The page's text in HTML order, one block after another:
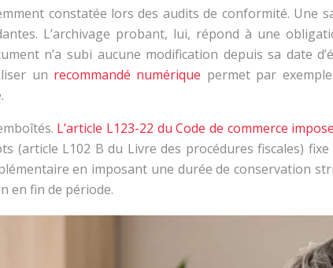
constatée lors des audits de conformité. Une
L’archivage probant, lui, répond à une
n’a subi aucune modification depuis sa date
un recommandé numérique permet par
L’article L123-22 du Code de commerce impose
(article L102 B du Livre des procédures fiscales)
en imposant une durée de conservation
en fin de période.